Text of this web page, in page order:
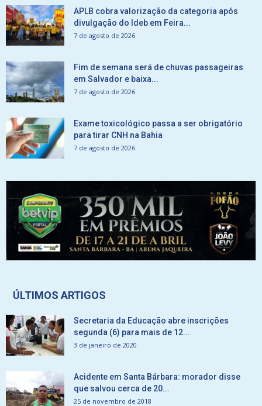
APLB cobra valorização da categoria após
divulgação do Ideb em Feira...
7 de agosto de 2026
Fim de semana será de chuvas passageiras
em Salvador e baixa...
7 de agosto de 2026
Exame toxicológico passa a ser obrigatório
para tirar CNH na Bahia
7 de agosto de 2026
ÚLTIMOS ARTIGOS
Secretaria da Educação abre inscrições
segunda (6) para mais de 12...
3 de janeiro de 2020
Acidente em Santa Bárbara: morador disse
que salvou cerca de 20...
25 de novembro de 2018